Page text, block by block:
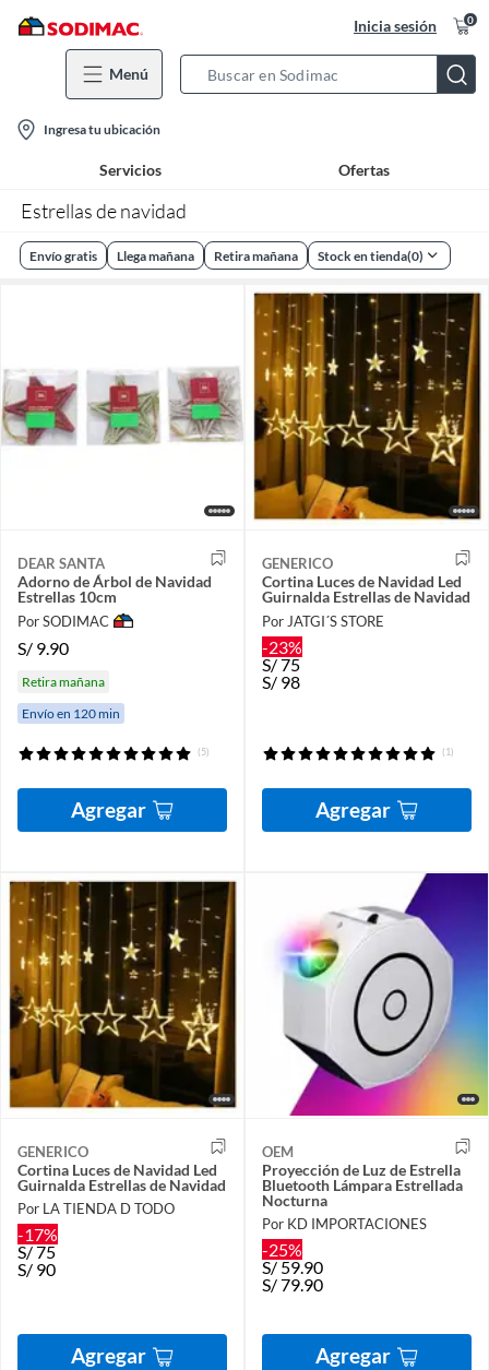
Inicia sesión 0
Menú
Bar
location-
icon
Ingresa tu ubicación
Servicios Ofertas
Estrellas de navidad
Envío gratis Llega mañana Retira mañana Stock en tienda(0)
DEAR SANTA
Adorno de Árbol de Navidad
Estrellas 10cm
Por SODIMAC
S/ 9.90
Retira mañana
Envío en 120 min
(5)
Agregar
GENERICO
Cortina Luces de Navidad Led
Guirnalda Estrellas de Navidad
Por JATGI´S STORE
-23%
S/75
S/ 98
(1)
Agregar
GENERICO
Cortina Luces de Navidad Led
Guirnalda Estrellas de Navidad
Por LA TIENDA D TODO
-17%
S/75
S/ 90
Agregar
OEM
Proyección de Luz de Estrella
Bluetooth Lámpara Estrellada
Nocturna
Por KD IMPORTACIONES
-25%
S/59.90
S/79.90
Agregar